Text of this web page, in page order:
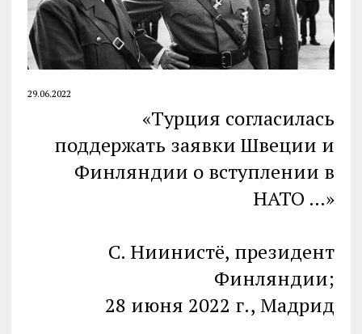
29.06.2022
«Турция согласилась
поддержать заявки Швеции и
Финляндии о вступлении в
НАТО …»
С. Ниинистё, президент
Финляндии;
28 июня 2022 г., Мадрид